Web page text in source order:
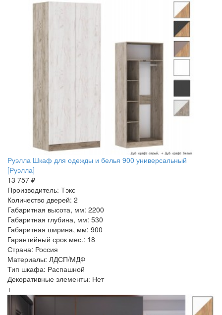
Руэлла Шкаф для одежды и белья 900 универсальный
[Руэлла]
13 757 ₽
Производитель: Тэкс
Количество дверей: 2
Габаритная высота, мм: 2200
Габаритная глубина, мм: 530
Габаритная ширина, мм: 900
Гарантийный срок мес.: 18
Страна: Россия
Материалы: ЛДСП/МДФ
Тип шкафа: Распашной
Декоративные элементы: Нет
+